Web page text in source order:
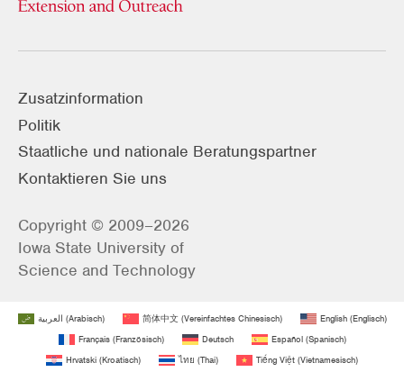
Zusatzinformation
Politik
Staatliche und nationale Beratungspartner
Kontaktieren Sie uns
Copyright © 2009–2026
Iowa State University of
Science and Technology
العربية (Arabisch) 简体中文(Vereinfachtes Chinesisch) English(Englisch)
Français(Französisch) Deutsch Español(Spanisch)
Hrvatski (Kroatisch) ไทย (Thai) Tiếng Việt (Vietnamesisch)